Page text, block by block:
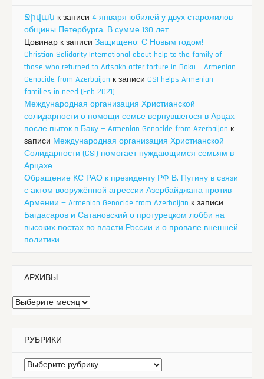
Ջիվան к записи 4 января юбилей у двух старожилов
общины Петербурга. В сумме 130 лет
Цовинар к записи Защищено: С Новым годом!
Christian Solidarity International about help to the family of
those who returned to Artsakh after torture in Baku – Armenian
Genocide from Azerbaijan к записи CSI helps Armenian
families in need (Feb 2021)
Международная организация Христианской
солидарности о помощи семье вернувшегося в Арцах
после пыток в Баку — Armenian Genocide from Azerbaijan к
записи Международная организация Христианской
Солидарности (CSI) помогает нуждающимся семьям в
Арцахе
Обращение КС РАО к президенту РФ В. Путину в связи
с актом вооружённой агрессии Азербайджана против
Армении — Armenian Genocide from Azerbaijan к записи
Багдасаров и Сатановский о протурецком лобби на
высоких постах во власти России и о провале внешней
политики
АРХИВЫ
Архивы
РУБРИКИ
Рубрики